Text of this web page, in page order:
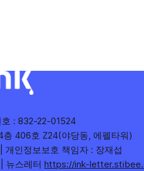
: 832-22-01524
층 406호 Z24(야당동, 에펠타워)
인정보보호 책임자 : 장재섭
뉴스레터 https://ink-